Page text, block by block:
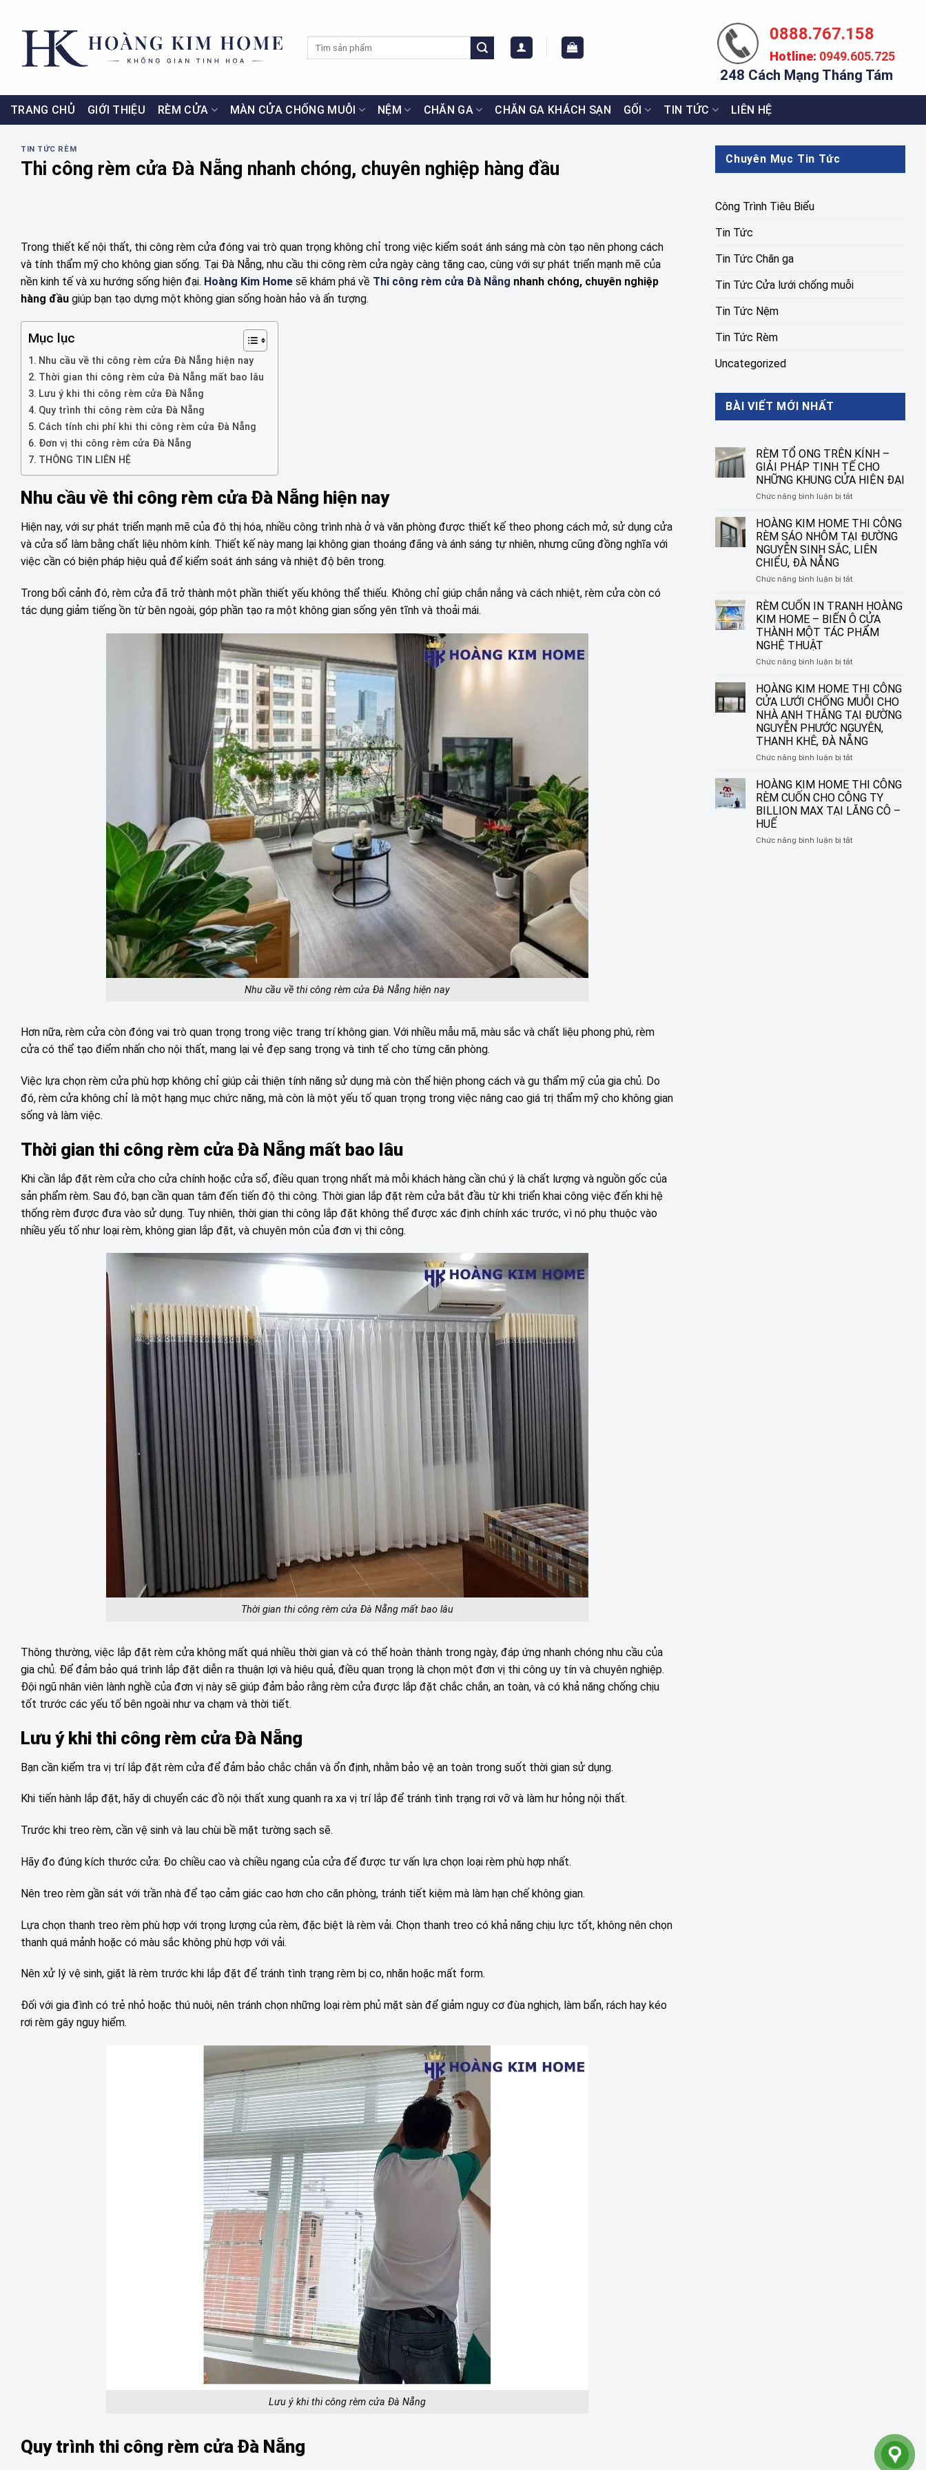
0888.767.158
Hotline: 0949.605.725
248 Cách Mạng Tháng Tám
TRANG CHỦ GIỚI THIỆU RÈM CỬA MÀN CỬA CHỐNG MUỖI NỆM CHĂN GA CHĂN GA KHÁCH SẠN GỐI TIN TỨC LIÊN HỆ
TIN TỨC RÈM
Thi công rèm cửa Đà Nẵng nhanh chóng, chuyên nghiệp hàng đầu
Trong thiết kế nội thất, thi công rèm cửa đóng vai trò quan trọng không chỉ trong việc kiểm soát ánh sáng mà còn tạo nên phong cách
và tính thẩm mỹ cho không gian sống. Tại Đà Nẵng, nhu cầu thi công rèm cửa ngày càng tăng cao, cùng với sự phát triển mạnh mẽ của
nền kinh tế và xu hướng sống hiện đại. Hoàng Kim Home sẽ khám phá về Thi công rèm cửa Đà Nẵng nhanh chóng, chuyên nghiệp
hàng đầu giúp bạn tạo dựng một không gian sống hoàn hảo và ấn tượng.
Mục lục
Nhu cầu về thi công rèm cửa Đà Nẵng hiện nay
Thời gian thi công rèm cửa Đà Nẵng mất bao lâu
Lưu ý khi thi công rèm cửa Đà Nẵng
Quy trình thi công rèm cửa Đà Nẵng
Cách tính chi phí khi thi công rèm cửa Đà Nẵng
Đơn vị thi công rèm cửa Đà Nẵng
THÔNG TIN LIÊN HỆ
Nhu cầu về thi công rèm cửa Đà Nẵng hiện nay
Hiện nay, với sự phát triển mạnh mẽ của đô thị hóa, nhiều công trình nhà ở và văn phòng được thiết kế theo phong cách mở, sử dụng cửa
và cửa sổ làm bằng chất liệu nhôm kính. Thiết kế này mang lại không gian thoáng đãng và ánh sáng tự nhiên, nhưng cũng đồng nghĩa với
việc cần có biện pháp hiệu quả để kiểm soát ánh sáng và nhiệt độ bên trong.
Trong bối cảnh đó, rèm cửa đã trở thành một phần thiết yếu không thể thiếu. Không chỉ giúp chắn nắng và cách nhiệt, rèm cửa còn có
tác dụng giảm tiếng ồn từ bên ngoài, góp phần tạo ra một không gian sống yên tĩnh và thoải mái.
Nhu cầu về thi công rèm cửa Đà Nẵng hiện nay
Hơn nữa, rèm cửa còn đóng vai trò quan trọng trong việc trang trí không gian. Với nhiều mẫu mã, màu sắc và chất liệu phong phú, rèm
cửa có thể tạo điểm nhấn cho nội thất, mang lại vẻ đẹp sang trọng và tinh tế cho từng căn phòng.
Việc lựa chọn rèm cửa phù hợp không chỉ giúp cải thiện tính năng sử dụng mà còn thể hiện phong cách và gu thẩm mỹ của gia chủ. Do
đó, rèm cửa không chỉ là một hạng mục chức năng, mà còn là một yếu tố quan trọng trong việc nâng cao giá trị thẩm mỹ cho không gian
sống và làm việc.
Thời gian thi công rèm cửa Đà Nẵng mất bao lâu
Khi cần lắp đặt rèm cửa cho cửa chính hoặc cửa sổ, điều quan trọng nhất mà mỗi khách hàng cần chú ý là chất lượng và nguồn gốc của
sản phẩm rèm. Sau đó, bạn cần quan tâm đến tiến độ thi công. Thời gian lắp đặt rèm cửa bắt đầu từ khi triển khai công việc đến khi hệ
thống rèm được đưa vào sử dụng. Tuy nhiên, thời gian thi công lắp đặt không thể được xác định chính xác trước, vì nó phụ thuộc vào
nhiều yếu tố như loại rèm, không gian lắp đặt, và chuyên môn của đơn vị thi công.
Thời gian thi công rèm cửa Đà Nẵng mất bao lâu
Thông thường, việc lắp đặt rèm cửa không mất quá nhiều thời gian và có thể hoàn thành trong ngày, đáp ứng nhanh chóng nhu cầu của
gia chủ. Để đảm bảo quá trình lắp đặt diễn ra thuận lợi và hiệu quả, điều quan trọng là chọn một đơn vị thi công uy tín và chuyên nghiệp.
Đội ngũ nhân viên lành nghề của đơn vị này sẽ giúp đảm bảo rằng rèm cửa được lắp đặt chắc chắn, an toàn, và có khả năng chống chịu
tốt trước các yếu tố bên ngoài như va chạm và thời tiết.
Lưu ý khi thi công rèm cửa Đà Nẵng
Bạn cần kiểm tra vị trí lắp đặt rèm cửa để đảm bảo chắc chắn và ổn định, nhằm bảo vệ an toàn trong suốt thời gian sử dụng.
Khi tiến hành lắp đặt, hãy di chuyển các đồ nội thất xung quanh ra xa vị trí lắp để tránh tình trạng rơi vỡ và làm hư hỏng nội thất.
Trước khi treo rèm, cần vệ sinh và lau chùi bề mặt tường sạch sẽ.
Hãy đo đúng kích thước cửa: Đo chiều cao và chiều ngang của cửa để được tư vấn lựa chọn loại rèm phù hợp nhất.
Nên treo rèm gần sát với trần nhà để tạo cảm giác cao hơn cho căn phòng, tránh tiết kiệm mà làm hạn chế không gian.
Lựa chọn thanh treo rèm phù hợp với trọng lượng của rèm, đặc biệt là rèm vải. Chọn thanh treo có khả năng chịu lực tốt, không nên chọn
thanh quá mảnh hoặc có màu sắc không phù hợp với vải.
Nên xử lý vệ sinh, giặt là rèm trước khi lắp đặt để tránh tình trạng rèm bị co, nhăn hoặc mất form.
Đối với gia đình có trẻ nhỏ hoặc thú nuôi, nên tránh chọn những loại rèm phủ mặt sàn để giảm nguy cơ đùa nghịch, làm bẩn, rách hay kéo
rơi rèm gây nguy hiểm.
Lưu ý khi thi công rèm cửa Đà Nẵng
Quy trình thi công rèm cửa Đà Nẵng
Chuyên Mục Tin Tức
Công Trình Tiêu Biểu
Tin Tức
Tin Tức Chăn ga
Tin Tức Cửa lưới chống muỗi
Tin Tức Nệm
Tin Tức Rèm
Uncategorized
BÀI VIẾT MỚI NHẤT
RÈM TỔ ONG TRÊN KÍNH –
GIẢI PHÁP TINH TẾ CHO
NHỮNG KHUNG CỬA HIỆN ĐẠI
Chức năng bình luận bị tắtở
TỔ
ONG
TRÊN
KÍNH
GIẢI
TINH
TẾ
CHO
NHỮNG
CỬA
ĐẠI
HOÀNG KIM HOME THI CÔNG
RÈM SÁO NHÔM TẠI ĐƯỜNG
NGUYỄN SINH SẮC, LIÊN
CHIỂU, ĐÀ NẴNG
Chức năng bình luận bị tắtở
KIM
HOME
THI
CÔNG
SÁO
TẠI
ĐƯỜNG
NGUYỄN
SINH
SẮC,
LIÊN
CHIỂU,
RÈM CUỐN IN TRANH HOÀNG
KIM HOME – BIẾN Ô CỬA
THÀNH MỘT TÁC PHẨM
NGHỆ THUẬT
Chức năng bình luận bị tắtở
CUỐN
IN
TRANH
HOÀNG
KIM
HOME
–
Ô
CỬA
THÀNH
MỘT
PHẨM
HOÀNG KIM HOME THI CÔNG
CỬA LƯỚI CHỐNG MUỖI CHO
NHÀ ANH THẮNG TẠI ĐƯỜNG
NGUYỄN PHƯỚC NGUYÊN,
THANH KHÊ, ĐÀ NẴNG
Chức năng bình luận bị tắtở
KIM
HOME
THI
CÔNG
LƯỚI
HOÀNG KIM HOME THI CÔNG
RÈM CUỐN CHO CÔNG TY
BILLION MAX TẠI LĂNG CÔ –
HUẾ
Chức năng bình luận bị tắtở